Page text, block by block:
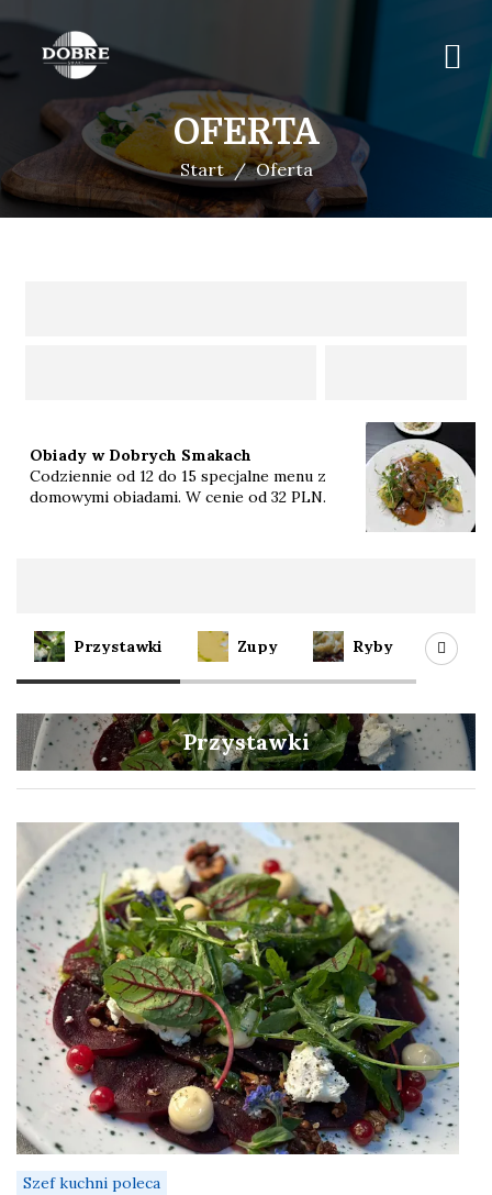
OFERTA
Start Oferta
Obiady w Dobrych Smakach
Codziennie od 12 do 15 specjalne menu z
domowymi obiadami. W cenie od 32 PLN.
Oferta
Przystawki Zupy Ryby
Przystawki
Szef kuchni poleca